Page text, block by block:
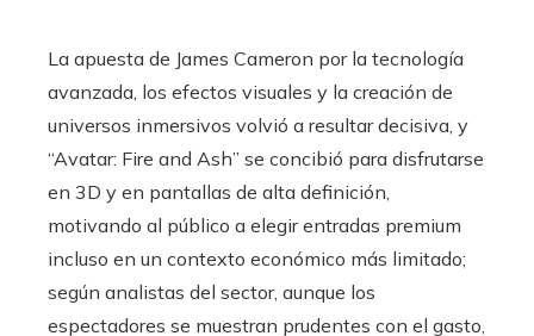
La apuesta de James Cameron por la tecnología
avanzada, los efectos visuales y la creación de
universos inmersivos volvió a resultar decisiva, y
“Avatar: Fire and Ash” se concibió para disfrutarse
en 3D y en pantallas de alta definición,
motivando al público a elegir entradas premium
incluso en un contexto económico más limitado;
según analistas del sector, aunque los
espectadores se muestran prudentes con el gasto,